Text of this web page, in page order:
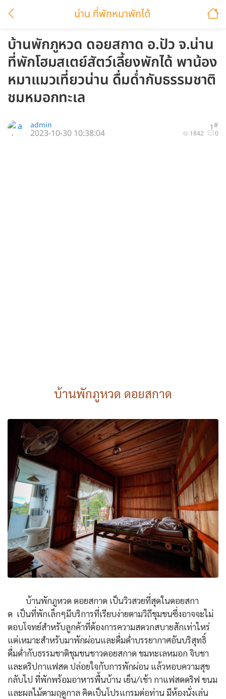
น่าน ที่พักหมาพักได้
บ้านพักภูหวด ดอยสกาด อ.ปัว จ.น่าน
ที่พักโฮมสเตย์สัตว์เลี้ยงพักได้ พาน้อง
หมาแมวเที่ยวน่าน ดื่มด่ำกับธรรมชาติ
ชมหมอกทะเล
1#
admin
1842 0
2023-10-30 10:38:04
บ้านพักภูหวด ดอยสกาด
บ้านพักภูหวด ดอยสกาด เป็นวิวสวยที่สุดในดอยสกา
ด เป็นที่พักเล็กๆมีบริการที่เรียบง่ายตามวิถีชุมชนซึ่งอาจจะไม่
ตอบโจทย์สำหรับลูกค้าที่ต้องการความสดวกสบายสักเท่าไหร่
แต่เหมาะสำหรับมาพักผ่อนและดื่มด่ำบรรยากาศอันบริสุทธิ์
ดื่มด่ำกับธรรมชาติชุมชนชาวดอยสกาด ชมทะเลหมอก จิบชา
และดริปกาแฟสด ปล่อยใจกับการพักผ่อน แล้วหอบความสุข
กลับไป ที่พักพร้อมอาหารพื้นบ้าน เย็น/เช้า กาแฟสดดริฟ ขนม
และผลไม้ตามฤดูกาล คิดเป็นโปรแกรมต่อท่าน มีห้องนั่งเล่น